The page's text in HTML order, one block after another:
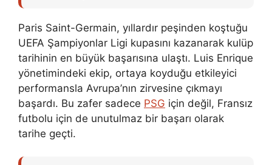
Paris Saint-Germain, yıllardır peşinden koştuğu
UEFA Şampiyonlar Ligi kupasını kazanarak kulüp
tarihinin en büyük başarısına ulaştı. Luis Enrique
yönetimindeki ekip, ortaya koyduğu etkileyici
performansla Avrupa’nın zirvesine çıkmayı
başardı. Bu zafer sadece PSG için değil, Fransız
futbolu için de unutulmaz bir başarı olarak
tarihe geçti.